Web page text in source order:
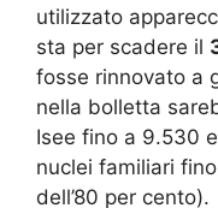
utilizzato
sta per scadere il
fosse rinnovato a
nella bolletta
Isee fino a 9.530
nuclei familiari
dell’80 per cento).